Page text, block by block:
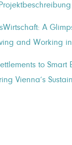
A
and Working
to Smart
Vienna’s